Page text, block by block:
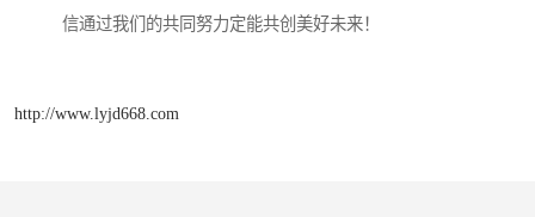
信通过我们的共同努力定能共创美好未来！
http://www.lyjd668.com